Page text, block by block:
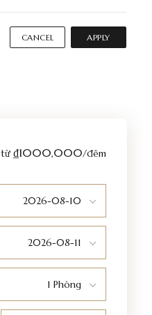
CANCEL APPLY
từ₫1000,000/đêm